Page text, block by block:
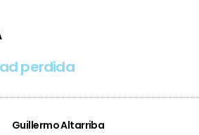
perdida
Guillermo Altarriba